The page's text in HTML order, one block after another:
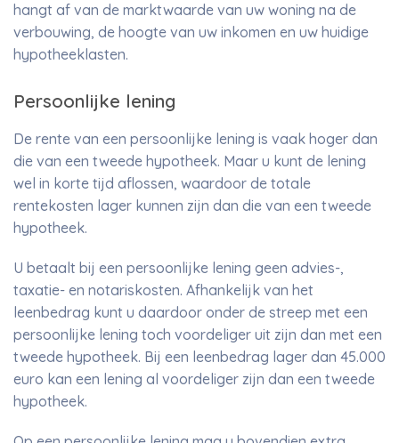
hangt af van de marktwaarde van uw woning na de
verbouwing, de hoogte van uw inkomen en uw huidige
hypotheeklasten.
Persoonlijke lening
De rente van een persoonlijke lening is vaak hoger dan
die van een tweede hypotheek. Maar u kunt de lening
wel in korte tijd aflossen, waardoor de totale
rentekosten lager kunnen zijn dan die van een tweede
hypotheek.
U betaalt bij een persoonlijke lening geen advies-,
taxatie- en notariskosten. Afhankelijk van het
leenbedrag kunt u daardoor onder de streep met een
persoonlijke lening toch voordeliger uit zijn dan met een
tweede hypotheek. Bij een leenbedrag lager dan 45.000
euro kan een lening al voordeliger zijn dan een tweede
hypotheek.